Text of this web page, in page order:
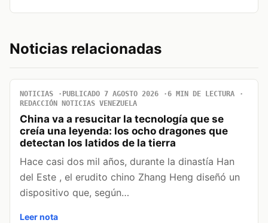
Noticias relacionadas
NOTICIAS PUBLICADO 7 AGOSTO 2026
6 MIN DE LECTURA
REDACCIÓN NOTICIAS VENEZUELA
China va a resucitar la tecnología que se
creía una leyenda: los ocho dragones que
detectan los latidos de la tierra
Hace casi dos mil años, durante la dinastía Han
del Este , el erudito chino Zhang Heng diseñó un
dispositivo que, según…
Leer nota